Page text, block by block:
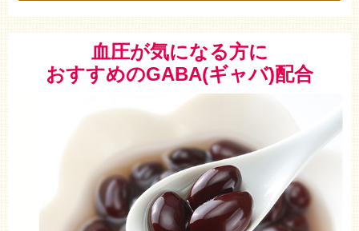
血圧が気になる方に
おすすめのGABA(ギャバ)配合